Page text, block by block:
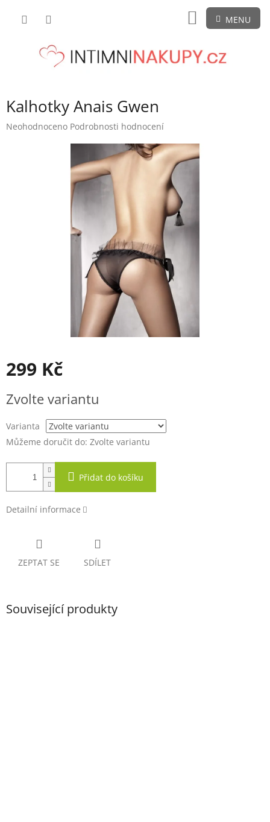
NÁKUPNÍ
KOŠÍK
Kalhotky Anais Gwen
Průměrné
Neohodnoceno Podrobnosti hodnocení
299 Kč
cena:
Zvolte variantu
Varianta
Můžeme doručit do: Zvolte variantu
Přidat do košíku
Detailní informace
ZEPTAT SE SDÍLET
Související produkty